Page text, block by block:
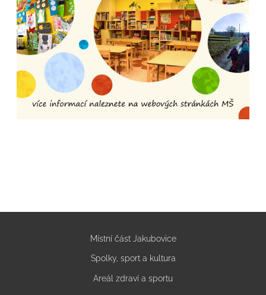
Místní část Jakubovice
Spolky, sport a kultura
Areál zdraví a sportu